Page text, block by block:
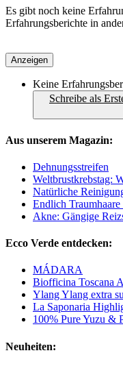
Es gibt noch keine
Erfahrungsberichte in
Anzeigen
Keine
Schreibe als
Aus unserem Magazin:
Dehnungsstreifen
Weltbrustkrebstag:
Natürliche
Endlich
Akne: Gängige
Ecco Verde entdecken:
MÁDARA
Biofficina Toscana
Ylang Ylang extra
La Saponaria
100% Pure Yuzu &
Neuheiten: